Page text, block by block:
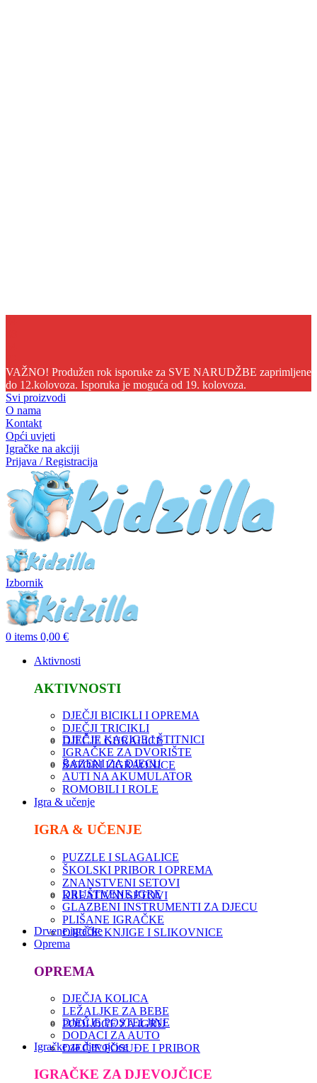
VAŽNO! Produžen rok isporuke za SVE NARUDŽBE zaprimljene
do 12.kolovoza. Isporuka je moguća od 19. kolovoza.
Svi proizvodi
O nama
Kontakt
Opći uvjeti
Igračke na akciji
Prijava / Registracija
Izbornik
0 items 0,00 €
Aktivnosti
AKTIVNOSTI
DJEČJI BICIKLI I OPREMA
DJEČJI TRICIKLI
DJEČJE GURALICE
DJEČJE KACIGE I ŠTITNICI
IGRAČKE ZA DVORIŠTE
ŠATORI I IGRAONICE
BAZENI ZA DJECU
AUTI NA AKUMULATOR
ROMOBILI I ROLE
Igra & učenje
IGRA & UČENJE
PUZZLE I SLAGALICE
ŠKOLSKI PRIBOR I OPREMA
ZNANSTVENI SETOVI
KREATIVNI SETOVI
DRUŠTVENE IGRE
GLAZBENI INSTRUMENTI ZA DJECU
PLIŠANE IGRAČKE
DJEČJE KNJIGE I SLIKOVNICE
Drvene igračke
Oprema
OPREMA
DJEČJA KOLICA
LEŽALJKE ZA BEBE
PODLOGE ZA IGRU
DJEČJE POSTELJINE
DODACI ZA AUTO
DJEČJE POSUĐE I PRIBOR
Igračke za djevojčice
IGRAČKE ZA DJEVOJČICE